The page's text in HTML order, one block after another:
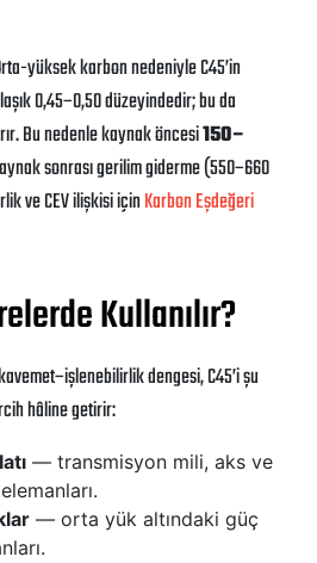
yüksek karbon nedeniyle C45’in
0,45–0,50 düzeyindedir; bu da
Bu nedenle kaynak öncesi150–
sonrası gerilim giderme (550–660
ve CEV ilişkisi içinKarbon Eşdeğeri
Kullanılır?
dengesi, C45’i şu
hâline getirir:
— transmisyon mili, aks ve
— orta yük altındaki güç